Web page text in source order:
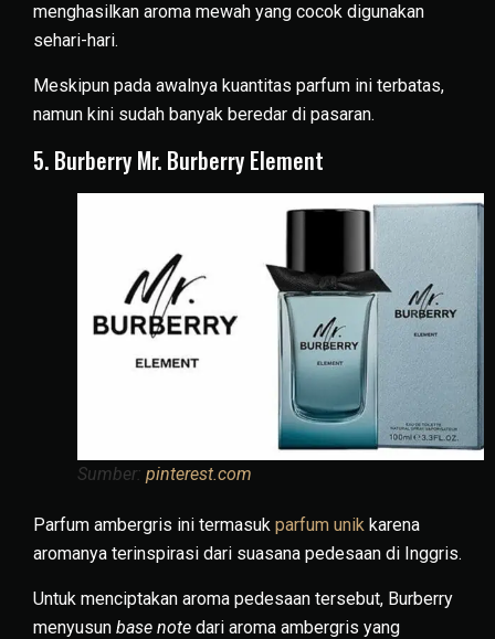
menghasilkan aroma mewah yang cocok digunakan
sehari-hari.
Meskipun pada awalnya kuantitas parfum ini terbatas,
namun kini sudah banyak beredar di pasaran.
5. Burberry Mr. Burberry Element
Sumber: pinterest.com
Parfum ambergris ini termasuk parfum unik karena
aromanya terinspirasi dari suasana pedesaan di Inggris.
Untuk menciptakan aroma pedesaan tersebut, Burberry
menyusun base note dari aroma ambergris yang